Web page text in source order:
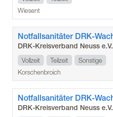
Wiesent
DRK-Kreisverband Neuss e.V.
Vollzeit
Teilzeit
Sonstige
Korschenbroich
DRK-Kreisverband Neuss e.V.